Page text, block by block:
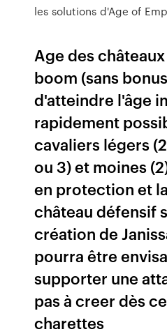
les solutions d'Age of
Age des
boom (sans
d'atteindre l'âge
rapidement
cavaliers légers
ou 3) et moines
en protection et
château défensif
création de
pourra être
supporter une
pas à creer dès
charettes